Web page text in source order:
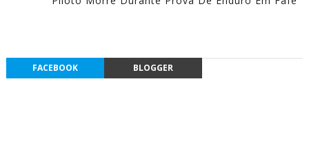
FACEBOOK BLOGGER